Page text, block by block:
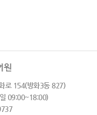
로 154(방화3동 827)
09:00~18:00)